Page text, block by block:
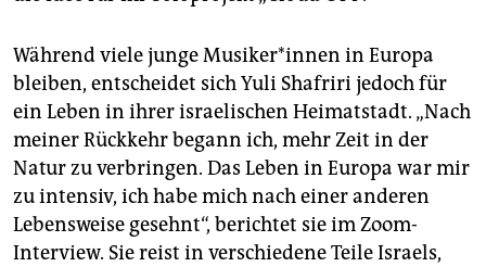
Während viele junge Mu­si­ke­r*in­nen in Europa
bleiben, entscheidet sich Yuli Sha­fri­ri jedoch für
ein Leben in ihrer israelischen Heimatstadt. „Nach
meiner Rückkehr begann ich, mehr Zeit in der
Natur zu verbringen. Das Leben in Europa war mir
zu intensiv, ich habe mich nach einer anderen
Lebensweise gesehnt“, berichtet sie im Zoom-
Interview. Sie reist in verschiedene Teile Israels,